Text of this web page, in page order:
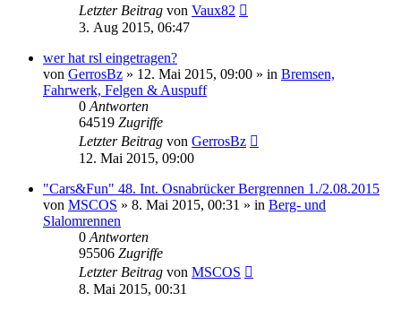
Letzter Beitrag von Vaux82
3. Aug 2015, 06:47
wer hat rsl eingetragen?
von GerrosBz » 12. Mai 2015, 09:00 » in Bremsen,
Fahrwerk, Felgen & Auspuff
0 Antworten
64519 Zugriffe
Letzter Beitrag von GerrosBz
12. Mai 2015, 09:00
"Cars&Fun" 48. Int. Osnabrücker Bergrennen 1./2.08.2015
von MSCOS » 8. Mai 2015, 00:31 » in Berg- und
Slalomrennen
0 Antworten
95506 Zugriffe
Letzter Beitrag von MSCOS
8. Mai 2015, 00:31